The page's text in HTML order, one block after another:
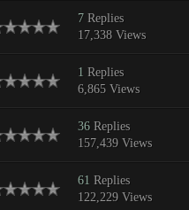
7Replies
17,338 Views
1 Replies
6,865 Views
36Replies
157,439 Views
61 Replies
122,229 Views